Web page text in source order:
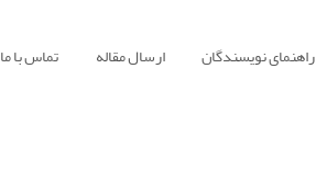
راهنمای نویسندگان ارسال مقاله تماس با ما